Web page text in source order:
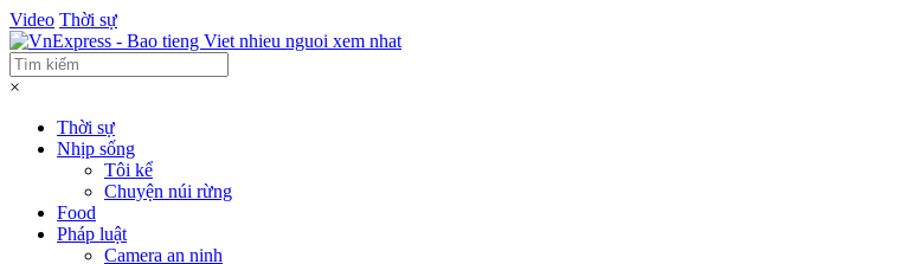
Video Thời sự
×
Thời sự
Nhịp sống
Tôi kể
Chuyện núi rừng
Food
Pháp luật
Camera an ninh